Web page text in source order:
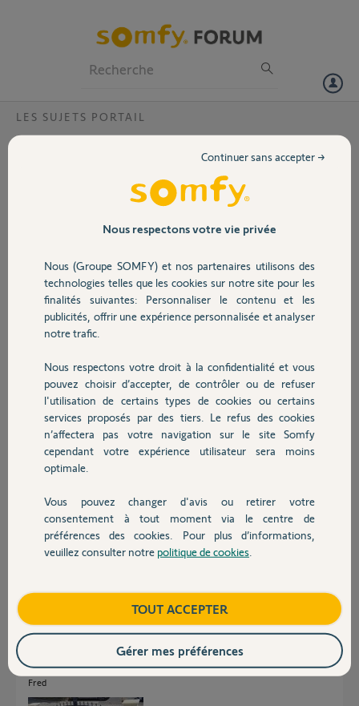
Volet
Sécurité
Domotique
Chauffage
Autres produits
Devis avec un pro
Contact
LES SUJETS PORTAIL
Compatibilité avec motorisation GDK 3000
Ma motorisation de partail vient de lacher et je souhaite en changer.
Je veux acheter un modèle compatible avec ma motorisation de
garage GDK 3000 afin d'avoir une seule télécommande pour les deux
Merci et bonne soirée
Fred M.
Participer au fil de discussion
Réponses
Bonne journée à vous.
Anonyme il y a environ 2 ans
Bonjour,
Voici le portail avec la motorisation a changer.
Bonne journée
Fred
Nous respectons votre vie privée
Nous (Groupe SOMFY) et nos partenaires utilisons des
technologies telles que les cookies sur notre site pour les
finalités suivantes: Personnaliser le contenu et les
publicités, offrir une expérience personnalisée et analyser
notre trafic.
Nous respectons votre droit à la confidentialité et vous
pouvez choisir d’accepter, de contrôler ou de refuser
l'utilisation de certains types de cookies ou certains
services proposés par des tiers. Le refus des cookies
n’affectera pas votre navigation sur le site Somfy
cependant votre expérience utilisateur sera moins
optimale.
Vous pouvez changer d'avis ou retirer votre
consentement à tout moment via le centre de
préférences des cookies. Pour plus d’informations,
veuillez consulter notre politique de cookies
Continuer sans accepter →
TOUT ACCEPTER
Gérer mes préférences